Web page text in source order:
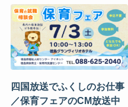
四国放送でふくしのお仕事
／保育フェアのCM放送中